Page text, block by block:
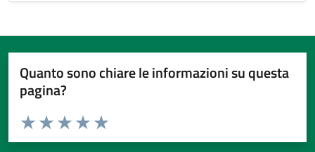
Quanto sono chiare le informazioni su questa
pagina?
Valuta da 1 a 5 stelle la pagina
Valuta 5 stelle su 5
Valuta 4 stelle su 5
Valuta 3 stelle su 5
Valuta 2 stelle su 5
Valuta 1 stelle su 5